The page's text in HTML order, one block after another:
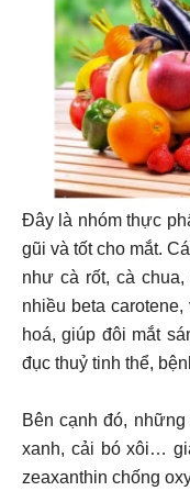
Đây là nhóm thực
gũi và tốt cho mắt.
như cà rốt, cà
nhiều beta
hoá, giúp đôi mắt
đục thuỷ tinh thể,
Bên cạnh đó,
xanh, cải bó xôi…
zeaxanthin chống